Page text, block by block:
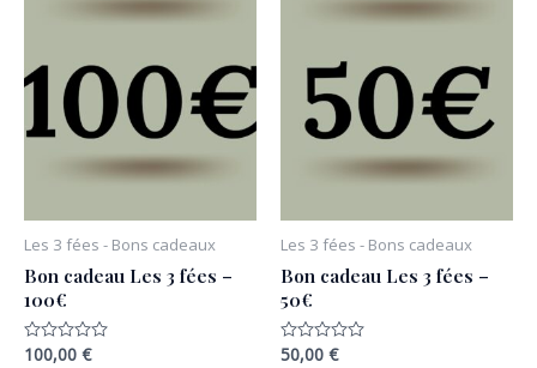
Les 3 fées - Bons cadeaux
Bon cadeau Les 3 fées –
100€
Note
100,00 €
Les 3 fées - Bons cadeaux
Bon cadeau Les 3 fées –
50€
Note
50,00 €